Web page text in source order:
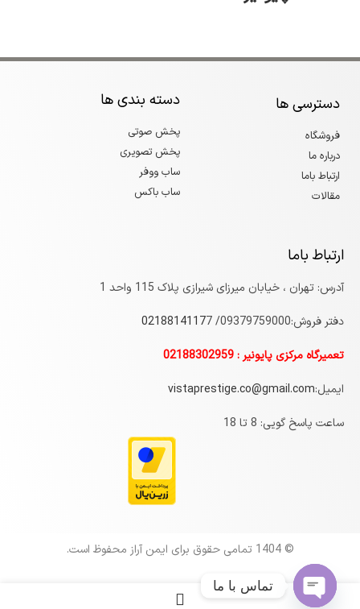
دسترسی ها
فروشگاه
درباره ما
ارتباط باما
مقالات
دسته بندی ها
پخش صوتی
پخش تصویری
ساب ووفر
ساب باکس
ارتباط باما
آدرس: تهران ، خیابان میرزای شیرازی پلاک 115 واحد 1
دفتر فروش:09379759000/
02188141177
تعمیرگاه مرکزی پایونیر : 02188302959
ایمیل:vistaprestige.co@gmail.com
ساعت پاسخ گویی: 8 تا 18
© 1404 تمامی حقوق برای ایمن آراز محفوظ است.
تماس با ما